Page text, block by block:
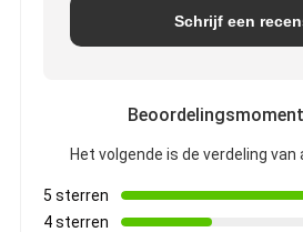
Schrijf een
Het volgende is de verdeling van
5 sterren
4 sterren